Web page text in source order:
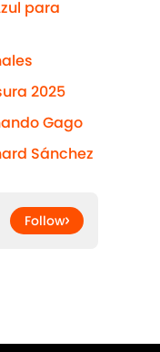
para
2025
Gago
Sánchez
Follow